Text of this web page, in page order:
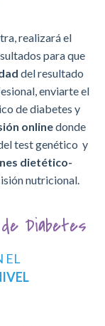
realizará el
para que
del resultado
enviarte el
de diabetes y
onlinedonde
test genético y
dietético-
nutricional.
Diabetes
EL